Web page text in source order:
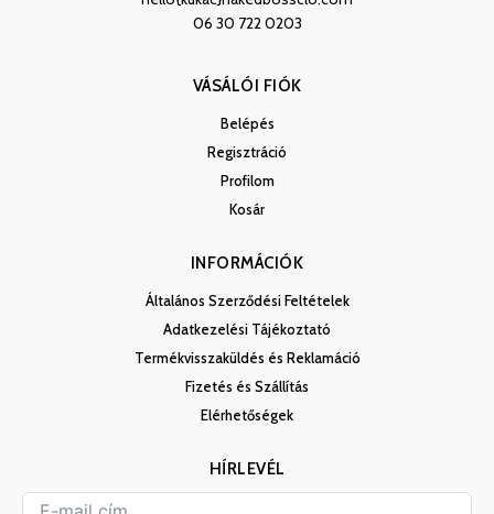
06 30 722 0203
VÁSÁLÓI FIÓK
Belépés
Regisztráció
Profilom
Kosár
INFORMÁCIÓK
Általános Szerződési Feltételek
Adatkezelési Tájékoztató
Termékvisszaküldés és Reklamáció
Fizetés és Szállítás
Elérhetőségek
HÍRLEVÉL